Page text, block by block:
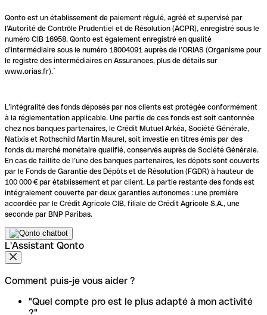
Qonto est un établissement de paiement régulé, agréé et supervisé par
l'Autorité de Contrôle Prudentiel et de Résolution (ACPR), enregistré sous le
numéro CIB 16958. Qonto est également enregistré en qualité
d’intermédiaire sous le numéro 18004091 auprès de l’ORIAS (Organisme pour
le registre des intermédiaires en Assurances, plus de détails sur
www.orias.fr).`
L'intégralité des fonds déposés par nos clients est protégée conformément
à la réglementation applicable. Une partie de ces fonds est soit cantonnée
chez nos banques partenaires, le Crédit Mutuel Arkéa, Société Générale,
Natixis et Rothschild Martin Maurel, soit investie en titres émis par des
fonds du marché monétaire qualifié, conservés auprès de Société Générale.
En cas de faillite de l’une des banques partenaires, les dépôts sont couverts
par le Fonds de Garantie des Dépôts et de Résolution (FGDR) à hauteur de
100 000 € par établissement et par client. La partie restante des fonds est
intégralement couverte par deux garanties autonomes : une première
accordée par le Crédit Agricole CIB, filiale de Crédit Agricole S.A., une
seconde par BNP Paribas.
L'Assistant Qonto
Comment puis-je vous aider ?
"Quel compte pro est le plus adapté à mon activité